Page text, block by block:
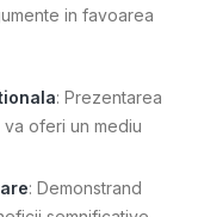
in favoarea
: Prezentarea
oferi un mediu
: Demonstrand